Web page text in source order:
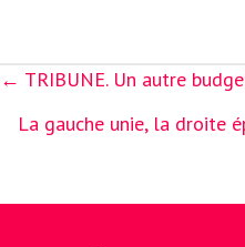
Posts
← TRIBUNE. Un autre
La gauche unie, la droite